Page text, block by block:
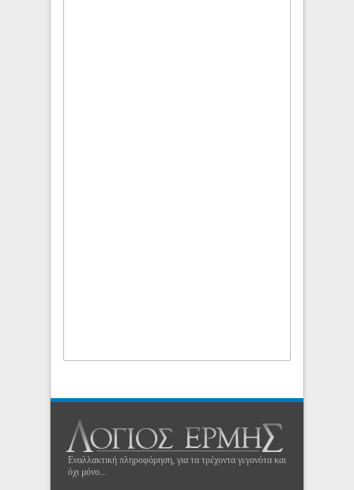
Εναλλακτική πληροφόρηση, για τα τρέχοντα γεγονότα και
όχι μόνο...